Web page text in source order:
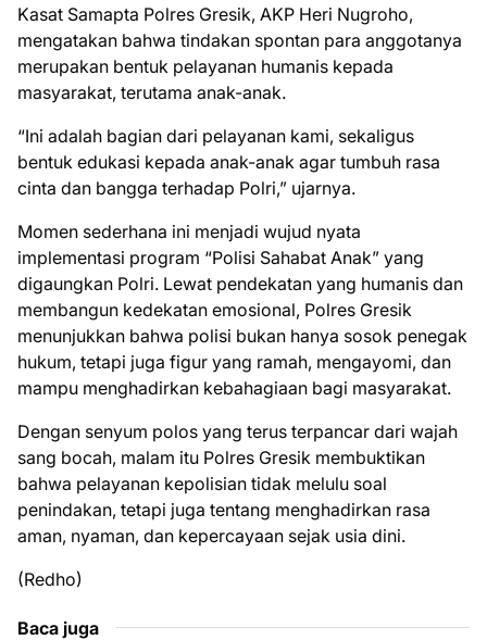
Kasat Samapta Polres Gresik, AKP Heri Nugroho,
mengatakan bahwa tindakan spontan para anggotanya
merupakan bentuk pelayanan humanis kepada
masyarakat, terutama anak-anak.
“Ini adalah bagian dari pelayanan kami, sekaligus
bentuk edukasi kepada anak-anak agar tumbuh rasa
cinta dan bangga terhadap Polri,” ujarnya.
Momen sederhana ini menjadi wujud nyata
implementasi program “Polisi Sahabat Anak” yang
digaungkan Polri. Lewat pendekatan yang humanis dan
membangun kedekatan emosional, Polres Gresik
menunjukkan bahwa polisi bukan hanya sosok penegak
hukum, tetapi juga figur yang ramah, mengayomi, dan
mampu menghadirkan kebahagiaan bagi masyarakat.
Dengan senyum polos yang terus terpancar dari wajah
sang bocah, malam itu Polres Gresik membuktikan
bahwa pelayanan kepolisian tidak melulu soal
penindakan, tetapi juga tentang menghadirkan rasa
aman, nyaman, dan kepercayaan sejak usia dini.
(Redho)
Baca juga